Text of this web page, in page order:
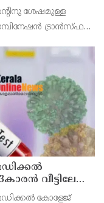
ശേഷമുള്ള
ട്രാൻസ്ഫർ
വീട്ടിലേക്ക്
കോളേജ്